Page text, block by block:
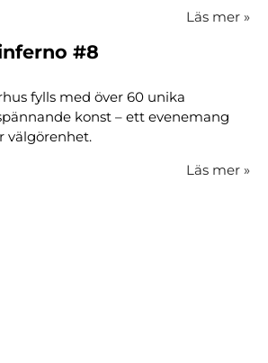
Läs mer »
#8
fylls med över 60 unika
konst – ett evenemang
välgörenhet.
Läs mer »